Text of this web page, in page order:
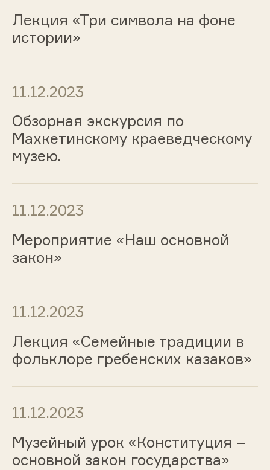
Лекция «Три символа на фоне
истории»
11.12.2023
Обзорная экскурсия по
Махкетинскому краеведческому
музею.
11.12.2023
Мероприятие «Наш основной
закон»
11.12.2023
Лекция «Семейные традиции в
фольклоре гребенских казаков»
11.12.2023
Музейный урок «Конституция –
основной закон государства»